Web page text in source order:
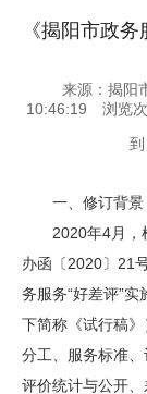
《揭阳市政
来源：揭阳
10:46:19
浏览
到
一、修订背景
2020年4月，根
办函〔2020〕21
务服务“好差评”
下简称《试行稿
分工、服务标准、
评价统计与公开、